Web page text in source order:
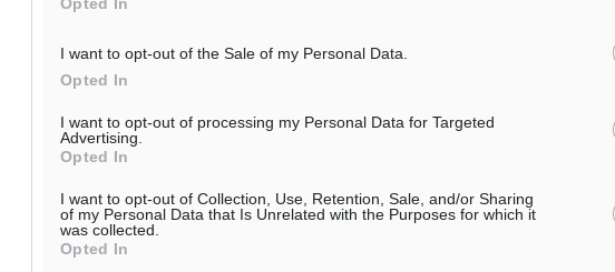
I want to opt-out of the Sale of my Personal Data.
Opted In
I want to opt-out of processing my Personal Data for Targeted
Advertising.
Opted In
I want to opt-out of Collection, Use, Retention, Sale, and/or Sharing
of my Personal Data that Is Unrelated with the Purposes for which it
was collected.
Opted In